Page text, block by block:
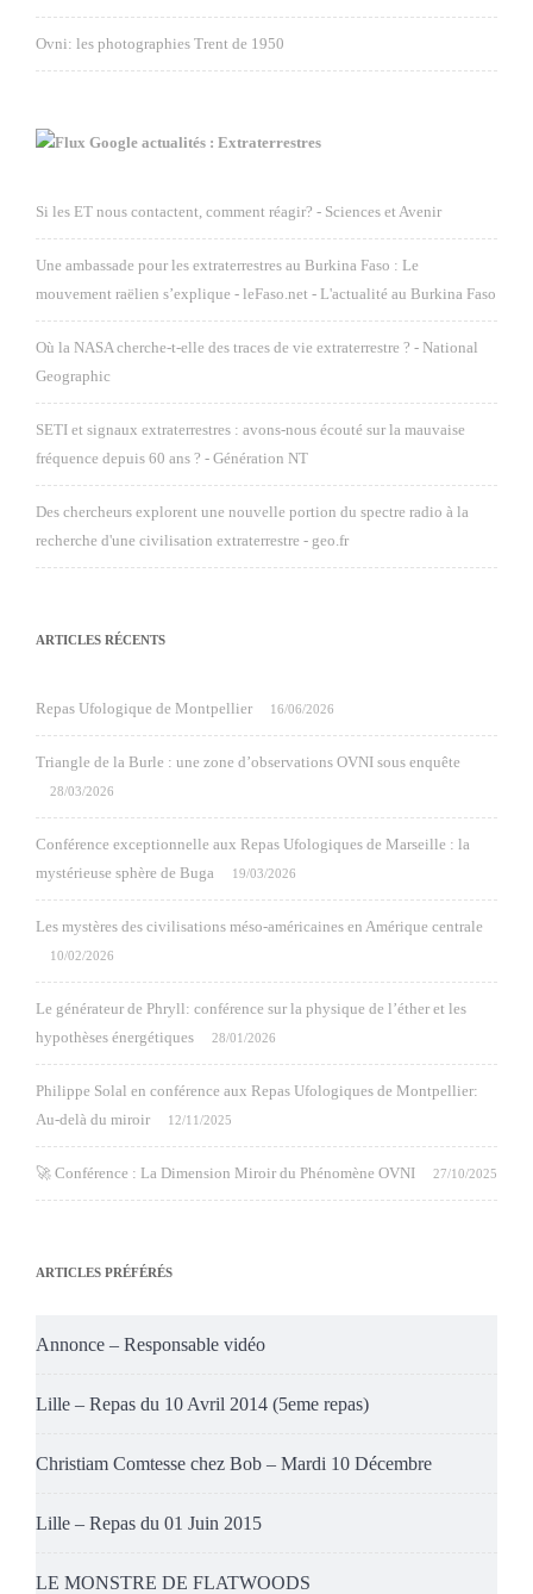
Ovni: les photographies Trent de 1950
Google actualités : Extraterrestres
Si les ET nous contactent, comment réagir? - Sciences et Avenir
Une ambassade pour les extraterrestres au Burkina Faso : Le
mouvement raëlien s’explique - leFaso.net - L'actualité au Burkina Faso
Où la NASA cherche-t-elle des traces de vie extraterrestre ? - National
Geographic
SETI et signaux extraterrestres : avons-nous écouté sur la mauvaise
fréquence depuis 60 ans ? - Génération NT
Des chercheurs explorent une nouvelle portion du spectre radio à la
recherche d'une civilisation extraterrestre - geo.fr
ARTICLES RÉCENTS
Repas Ufologique de Montpellier 16/06/2026
Triangle de la Burle : une zone d’observations OVNI sous enquête
28/03/2026
Conférence exceptionnelle aux Repas Ufologiques de Marseille : la
mystérieuse sphère de Buga
19/03/2026
Les mystères des civilisations méso-américaines en Amérique centrale
10/02/2026
Le générateur de Phryll: conférence sur la physique de l’éther et les
hypothèses énergétiques
28/01/2026
Philippe Solal en conférence aux Repas Ufologiques de Montpellier:
Au-delà du miroir
12/11/2025
🚀 Conférence : La Dimension Miroir du Phénomène OVNI 27/10/2025
ARTICLES PRÉFÉRÉS
Annonce – Responsable vidéo
Lille – Repas du 10 Avril 2014 (5eme repas)
Christiam Comtesse chez Bob – Mardi 10 Décembre
Lille – Repas du 01 Juin 2015
LE MONSTRE DE FLATWOODS